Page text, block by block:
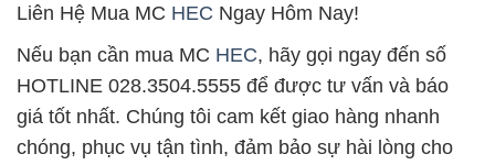
Liên Hệ Mua MC HEC Ngay Hôm Nay!
Nếu bạn cần mua MC HEC, hãy gọi ngay đến số
HOTLINE 028.3504.5555 để được tư vấn và báo
giá tốt nhất. Chúng tôi cam kết giao hàng nhanh
chóng, phục vụ tận tình, đảm bảo sự hài lòng cho